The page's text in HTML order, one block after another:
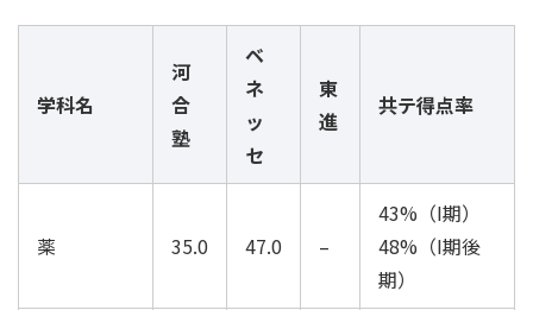
学科名
河
合
塾
ベ
ネ
ッ
セ
東
進
共テ得点率
薬 35.0 47.0 –
43%（I期）
48%（I期後
期）